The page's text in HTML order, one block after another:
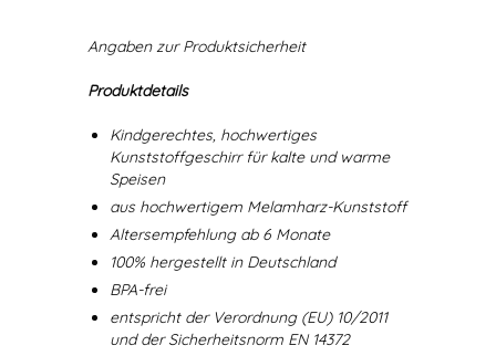
Angaben zur Produktsicherheit
Produktdetails
Kindgerechtes, hochwertiges
Kunststoffgeschirr für kalte und warme
Speisen
aus hochwertigem Melamharz-Kunststoff
Altersempfehlung ab 6 Monate
100% hergestellt in Deutschland
BPA-frei
entspricht der Verordnung (EU) 10/2011
und der Sicherheitsnorm EN 14372